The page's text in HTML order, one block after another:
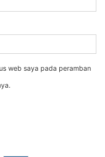
web saya pada peramban